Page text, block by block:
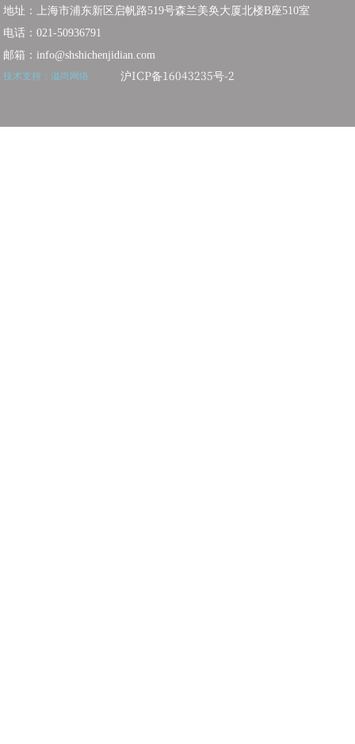
地址：上海市浦东新区启帆路519号森兰美奂大厦北楼B座510室
电话：021-50936791
邮箱：info@shshichenjidian.com
技术支持： 溢尚网络 沪ICP备16043235号-2